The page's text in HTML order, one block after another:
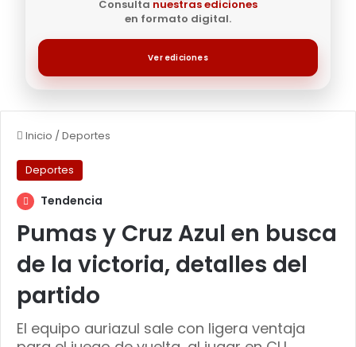
Consulta nuestras ediciones
en formato digital.
Ver ediciones
Inicio /Deportes
Deportes
Tendencia
Pumas y Cruz Azul en busca
de la victoria, detalles del
partido
El equipo auriazul sale con ligera ventaja